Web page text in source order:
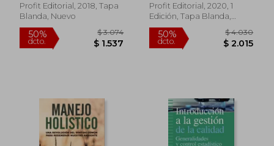
Profit Editorial, 2018, Tapa
Blanda, Nuevo
Profit Editorial, 2020, 1
Edición, Tapa Blanda,
Nuevo